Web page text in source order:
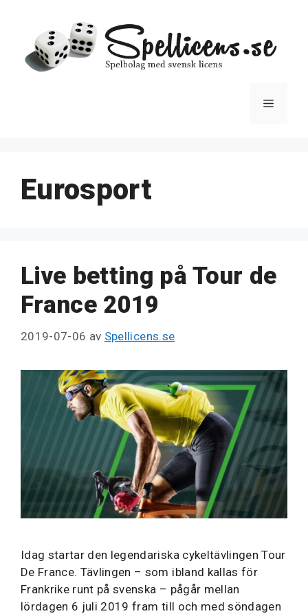
innehåll
Meny
Eurosport
Live betting på Tour de
France 2019
2019-07-06 av Spellicens.se
Idag startar den legendariska cykeltävlingen Tour
De France. Tävlingen – som ibland kallas för
Frankrike runt på svenska – pågår mellan
lördagen 6 juli 2019 fram till och med söndagen